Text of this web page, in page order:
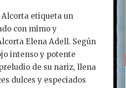
etiqueta un
con mimo y
Elena Adell. Según
intenso y potente
de su nariz, llena
dulces y especiados